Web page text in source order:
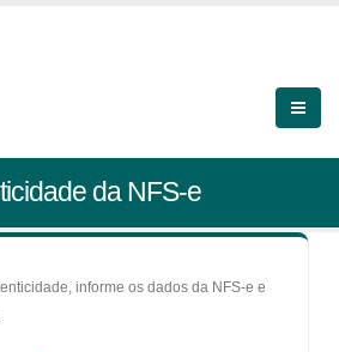
da NFS-e
informe os dados da NFS-e e